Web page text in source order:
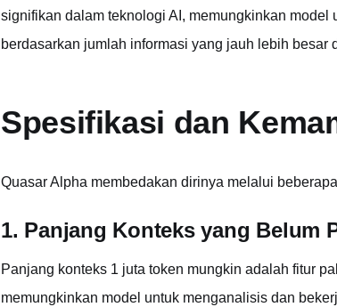
signifikan dalam teknologi AI, memungkinkan
berdasarkan jumlah informasi yang jauh lebih
Spesifikasi dan
Quasar Alpha membedakan dirinya melalui
1. Panjang Konteks yang Belum
Panjang konteks 1 juta token mungkin adalah fitur
memungkinkan model untuk menganalisis dan